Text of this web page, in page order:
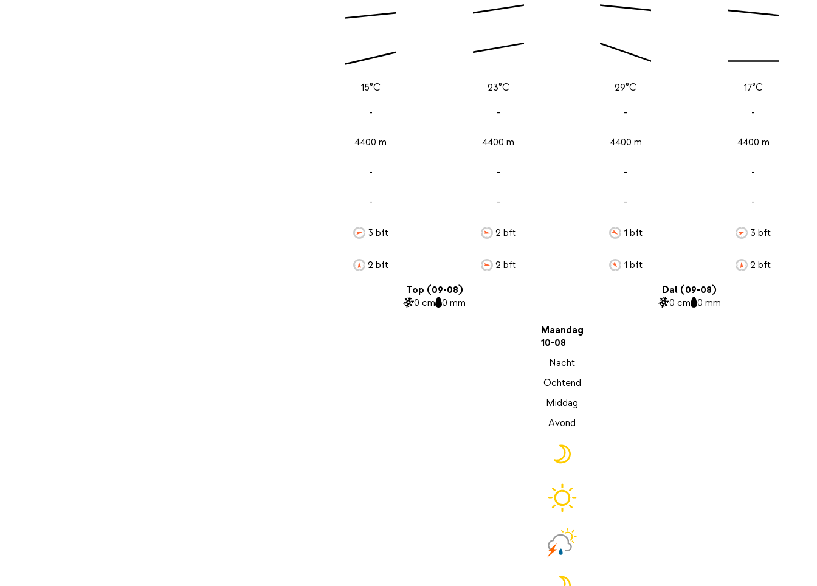
15°C
-
4400 m
-
-
3 bft
2 bft
23°C
-
4400 m
-
-
2 bft
2 bft
29°C
-
4400 m
-
-
1 bft
1 bft
17°C
-
4400 m
-
-
3 bft
2 bft
Top (09-08)
0 cm 0 mm
Dal (09-08)
0 cm 0 mm
Maandag
10-08
Nacht
Ochtend
Middag
Avond